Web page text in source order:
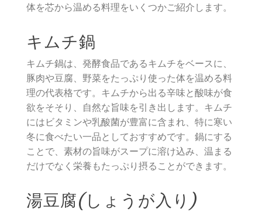
体を芯から温める料理をいくつかご紹介します。
キムチ鍋
キムチ鍋は、発酵食品であるキムチをベースに、
豚肉や豆腐、野菜をたっぷり使った体を温める料
理の代表格です。キムチから出る辛味と酸味が食
欲をそそり、自然な旨味を引き出します。キムチ
にはビタミンや乳酸菌が豊富に含まれ、特に寒い
冬に食べたい一品としておすすめです。鍋にする
ことで、素材の旨味がスープに溶け込み、温まる
だけでなく栄養もたっぷり摂ることができます。
湯豆腐(しょうが入り)